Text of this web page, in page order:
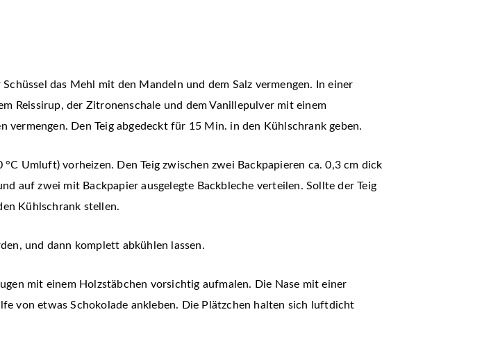
das Mehl mit den Mandeln und dem Salz vermengen. In einer
Reissirup, der Zitronenschale und dem Vanillepulver mit einem
Den Teig abgedeckt für 15 Min. in den Kühlschrank geben.
Umluft) vorheizen. Den Teig zwischen zwei Backpapieren ca. 0,3 cm dick
auf zwei mit Backpapier ausgelegte Backbleche verteilen. Sollte der Teig
Kühlschrank stellen.
und dann komplett abkühlen lassen.
mit einem Holzstäbchen vorsichtig aufmalen. Die Nase mit einer
von etwas Schokolade ankleben. Die Plätzchen halten sich luftdicht